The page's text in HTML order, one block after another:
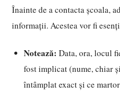
Înainte de a contacta școala,
informații. Acestea vor fi
Notează: Data, ora, locul
fost implicat (nume, chiar
întâmplat exact și ce